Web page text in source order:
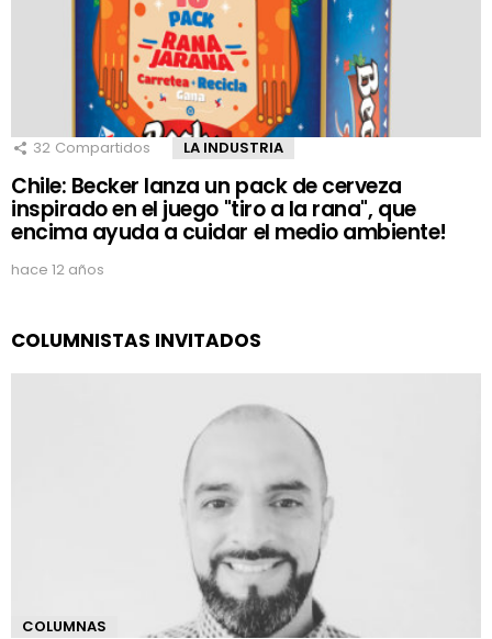
32 Compartidos LA INDUSTRIA
Chile: Becker lanza un pack de cerveza
inspirado en el juego "tiro a la rana", que
encima ayuda a cuidar el medio ambiente!
hace 12 años
COLUMNISTAS INVITADOS
COLUMNAS